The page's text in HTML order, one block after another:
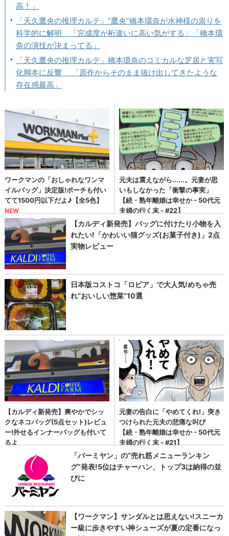
高！」
「天久鷹央の推理カルテ」“鷹央”橋本環奈が水神様の祟りを
科学的に解明 「完成度が桁違いに高い気がする」「橋本環
奈の演技が決まってる」
「天久鷹央の推理カルテ」橋本環奈のコミカルな芝居と実写
化脚本に反響 「原作からそのまま抜け出してきたような
存在感最高」